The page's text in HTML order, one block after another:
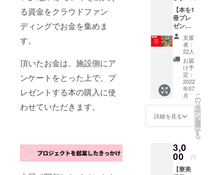
る資金をクラウドファン
ディングでお金を集めま
す。
頂いたお金は、施設側にア
ンケートをとった上で、プ
レゼントする本の購入に使
わせていただきます。
礼の
メール
やお店
の活動
報告の
動画を
お送り
させて
頂きま
す。
【本を1
冊プレ
ゼント
できる
権利】
大阪府
内の施
設の子
どもた
ちに本
を1冊プ
レゼン
トでき
ます。
※こちら
は上乗
も受け
付けて
ます ※
施設の
支援
者：
22人
お届
け予
定：
2022
年07
月
詳細を見る
こ
の
リ
タ
ー
ン
を
選
択
す
る
3,0
00 円
【寮美